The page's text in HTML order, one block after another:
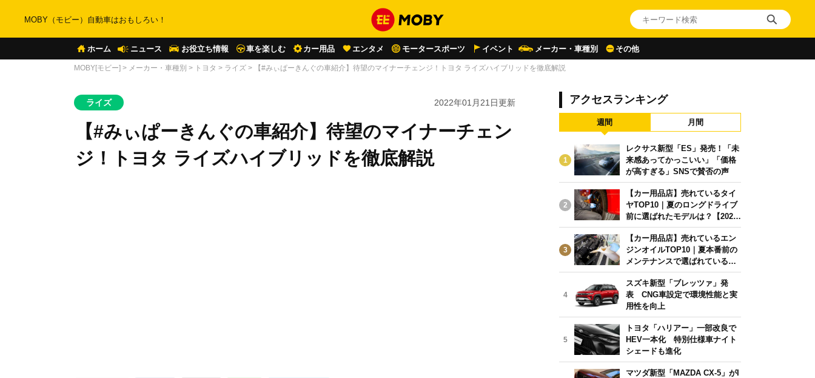
MOBY（モビー）自動車はおもしろい！
ホーム ニュース お役立ち情報 車を楽しむ カー用品 エンタメ モータースポーツ イベント メーカー・車種別 その他
MOBY[モビー] > メーカー・車種別 > トヨタ > ライズ > 【#みぃぱーきんぐの車紹介】待望のマイナーチェンジ！トヨタ ライズハイブリッドを徹底解説
ライズ 2022年01月21日更新
【#みぃぱーきんぐの車紹介】待望のマイナーチェン
ジ！トヨタ ライズハイブリッドを徹底解説
アクセスランキング
週間 月間
1
レクサス新型「ES」発売！「未
来感あってかっこいい」「価格
が高すぎる」SNSで賛否の声
2
【カー用品店】売れているタイ
ヤTOP10｜夏のロングドライブ
前に選ばれたモデルは？【2026
年6月版】
3
【カー用品店】売れているエン
ジンオイルTOP10｜夏本番前の
メンテナンスで選ばれている人
気モデルは？【2026年6月版】
4
スズキ新型「ブレッツァ」発
表 CNG車設定で環境性能と実
用性を向上
5
トヨタ「ハリアー」一部改良で
HEV一本化 特別仕様車ナイト
シェードも進化
マツダ新型「MAZDA CX-5」がI